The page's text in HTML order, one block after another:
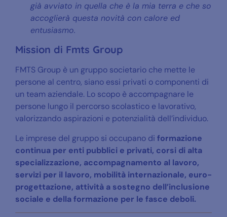
già avviato in quella che è la mia terra e che so
accoglierà questa novità con calore ed
entusiasmo.
Mission di Fmts Group
FMTS Group è un gruppo societario che mette le
persone al centro, siano essi privati o componenti di
un team aziendale. Lo scopo è accompagnare le
persone lungo il percorso scolastico e lavorativo,
valorizzando aspirazioni e potenzialità dell’individuo.
Le imprese del gruppo si occupano di formazione
continua per enti pubblici e privati, corsi di alta
specializzazione, accompagnamento al lavoro,
servizi per il lavoro, mobilità internazionale, euro-
progettazione, attività a sostegno dell’inclusione
sociale e della formazione per le fasce deboli.